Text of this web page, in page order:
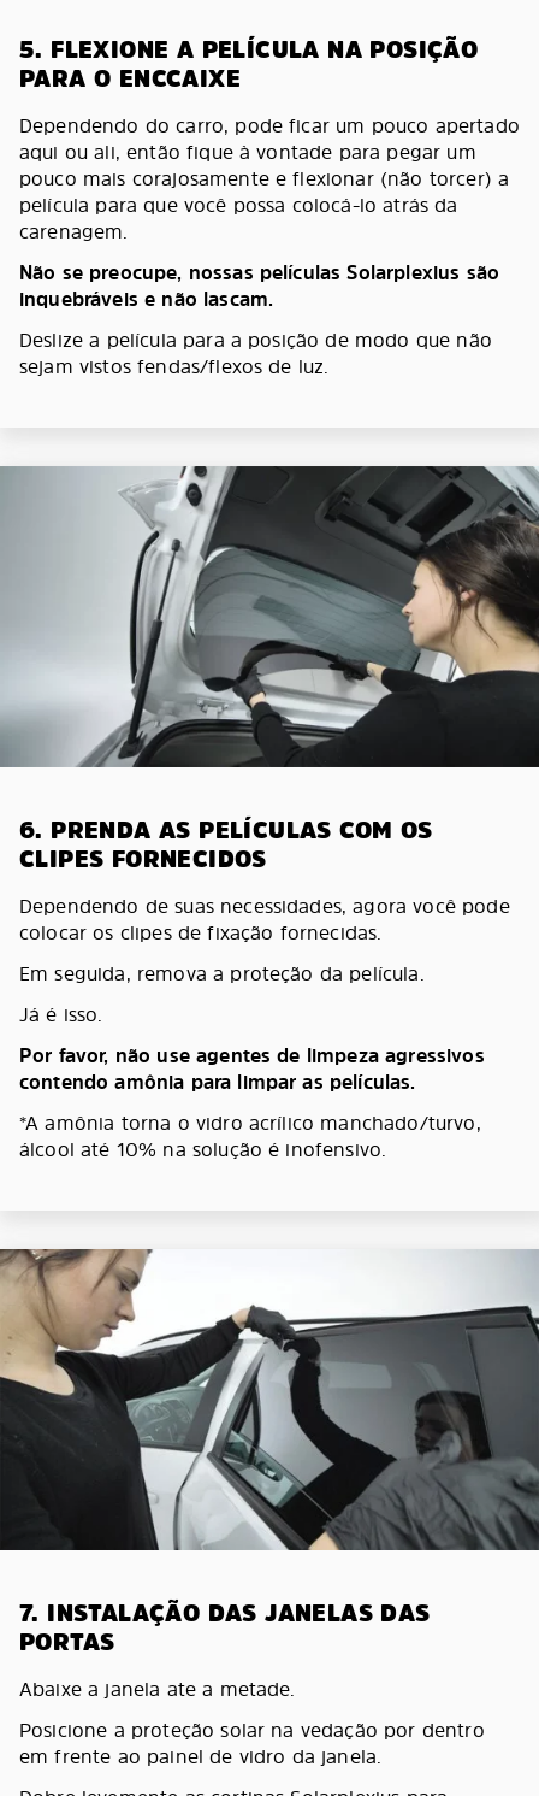
5. FLEXIONE A PELÍCULA NA POSIÇÃO
PARA O ENCCAIXE
Dependendo do carro, pode ficar um pouco apertado
aqui ou ali, então fique à vontade para pegar um
pouco mais corajosamente e flexionar (não torcer) a
película para que você possa colocá-lo atrás da
carenagem.
Não se preocupe, nossas películas Solarplexius são
inquebráveis e não lascam.
Deslize a película para a posição de modo que não
sejam vistos fendas/flexos de luz.
6. PRENDA AS PELÍCULAS COM OS
CLIPES FORNECIDOS
Dependendo de suas necessidades, agora você pode
colocar os clipes de fixação fornecidas.
Em seguida, remova a proteção da película.
Já é isso.
Por favor, não use agentes de limpeza agressivos
contendo amônia para limpar as películas.
*A amônia torna o vidro acrílico manchado/turvo,
álcool até 10% na solução é inofensivo.
7. INSTALAÇÃO DAS JANELAS DAS
PORTAS
Abaixe a janela ate a metade.
Posicione a proteção solar na vedação por dentro
em frente ao painel de vidro da janela.